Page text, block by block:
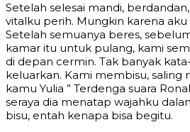
Setelah selesai mandi,
vitalku perih. Mungkin karena
Setelah semuanya beres,
kamar itu untuk pulang, kami
di depan cermin. Tak banyak
keluarkan. Kami membisu, saling
kamu Yulia ” Terdenga suara
seraya dia menatap wajahku
bisu, entah kenapa bisa begitu.